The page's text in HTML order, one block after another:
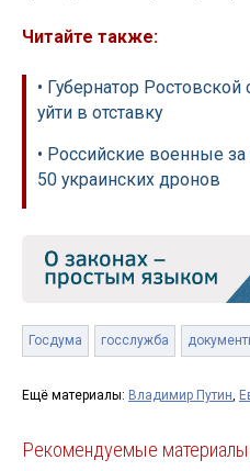
Читайте также:
• Губернатор
уйти в отставку
• Российские военные
50 украинских дронов
Госдума госслужба
Ещё материалы: Владимир Путин,
Рекомендуемые материалы